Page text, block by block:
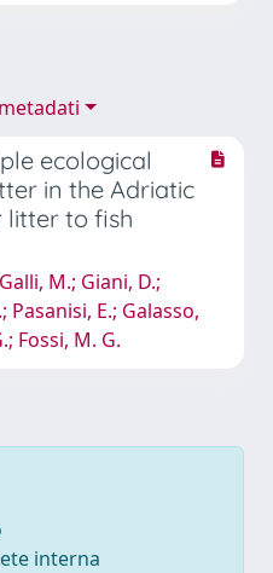
ecological
in the Adriatic
litter to fish
M.; Giani, D.;
E.; Galasso,
Fossi, M. G.
interna